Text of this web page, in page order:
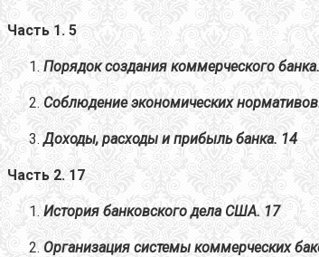
Часть 1. 5
Порядок создания коммерческого банка.
Соблюдение экономических
Доходы, расходы и прибыль банка. 14
Часть 2. 17
История банковского дела США. 17
Организация системы коммерческих